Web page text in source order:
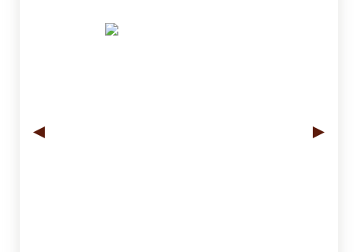
◄ ►